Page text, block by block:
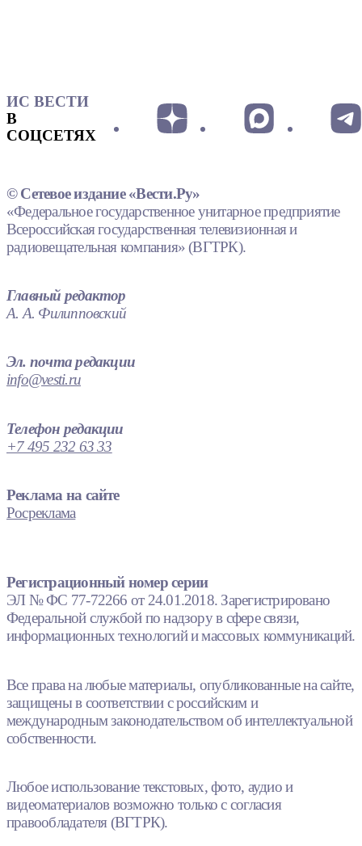
ИС ВЕСТИ
В
СОЦСЕТЯХ
© Сетевое издание «Вести.Ру»
«Федеральное государственное унитарное предприятие
Всероссийская государственная телевизионная и
радиовещательная компания» (ВГТРК).
Главный редактор
А. А. Филипповский
Эл. почта редакции
info@vesti.ru
Телефон редакции
+7 495 232 63 33
Реклама на сайте
Росреклама
Регистрационный номер серии
ЭЛ № ФС 77-72266 от 24.01.2018. Зарегистрировано
Федеральной службой по надзору в сфере связи,
информационных технологий и массовых коммуникаций.
Все права на любые материалы, опубликованные на сайте,
защищены в соответствии с российским и
международным законодательством об интеллектуальной
собственности.
Любое использование текстовых, фото, аудио и
видеоматериалов возможно только с согласия
правообладателя (ВГТРК).